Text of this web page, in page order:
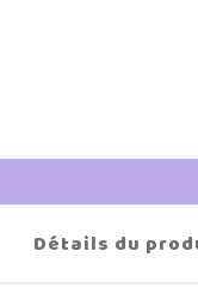
Détails du